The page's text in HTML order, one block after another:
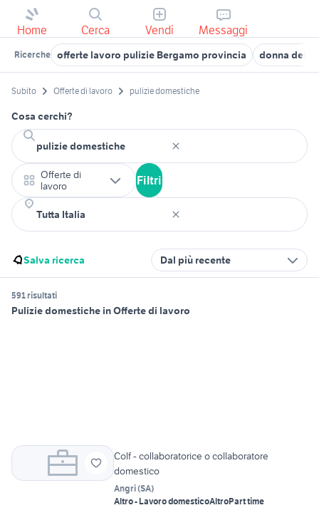
Home Cerca Vendi Messaggi
Ricerche offerte lavoro pulizie Bergamo provincia donna delle
Subito Offerte di lavoro pulizie domestiche
Cosa cerchi?
Offerte di
lavoro
Filtri
Salva ricerca Dal più recente
591 risultati
Pulizie domestiche in Offerte di lavoro
Colf - collaboratorice o collaboratore
domestico
Angri(SA)
Altro - Lavoro domesticoAltroPart time